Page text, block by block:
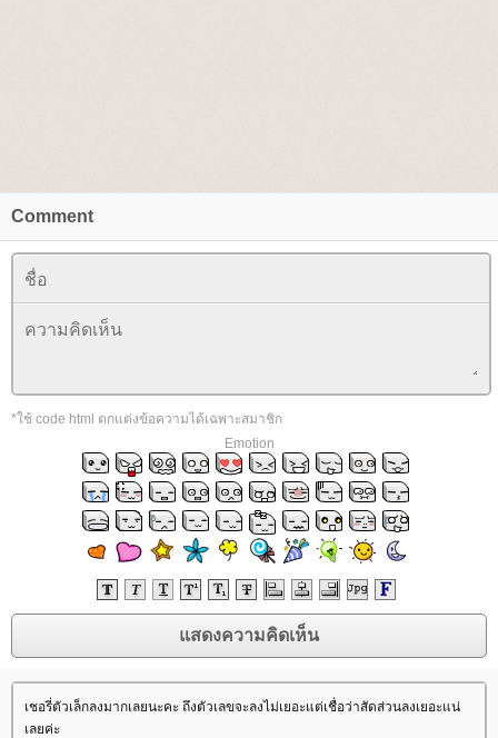
Comment
*ใช้ code html ตกแต่งข้อความได้เฉพาะสมาชิก
Emotion
เชอรี่ตัวเล็กลงมากเลยนะคะ ถึงตัวเลขจะลงไม่เยอะแต่เชื่อว่าสัดส่วนลงเยอะแน่
เลยค่ะ